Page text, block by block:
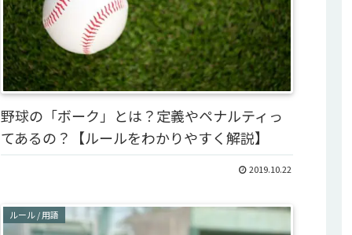
野球の「ボーク」とは？定義やペナルティっ
てあるの？【ルールをわかりやすく解説】
2019.10.22
ルール / 用語